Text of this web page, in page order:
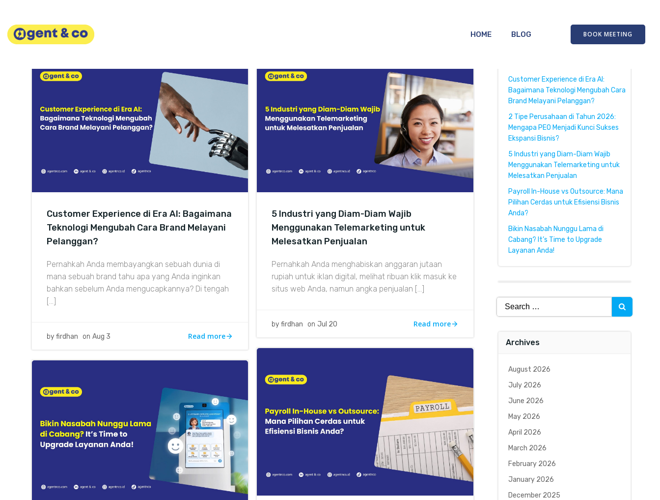
content
HOME BLOG BOOK MEETING
Customer Experience di Era AI: Bagaimana
Teknologi Mengubah Cara Brand Melayani
Pelanggan?
Pernahkah Anda membayangkan sebuah dunia di
mana sebuah brand tahu apa yang Anda inginkan
bahkan sebelum Anda mengucapkannya? Di tengah
[…]
by firdhan on Aug 3 Read more
5 Industri yang Diam-Diam Wajib
Menggunakan Telemarketing untuk
Melesatkan Penjualan
Pernahkah Anda menghabiskan anggaran jutaan
rupiah untuk iklan digital, melihat ribuan klik masuk ke
situs web Anda, namun angka penjualan […]
by firdhan onJul 20 Read more
Customer Experience di Era AI:
Bagaimana Teknologi Mengubah Cara
Brand Melayani Pelanggan?
2 Tipe Perusahaan di Tahun 2026:
Mengapa PEO Menjadi Kunci Sukses
Ekspansi Bisnis?
5 Industri yang Diam-Diam Wajib
Menggunakan Telemarketing untuk
Melesatkan Penjualan
Payroll In-House vs Outsource: Mana
Pilihan Cerdas untuk Efisiensi Bisnis
Anda?
Bikin Nasabah Nunggu Lama di
Cabang? It’s Time to Upgrade
Layanan Anda!
Search
for:
Archives
August 2026
July 2026
June 2026
May 2026
April 2026
March 2026
February 2026
January 2026
December 2025